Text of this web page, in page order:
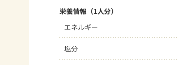
栄養情報（1人分）
エネルギー
塩分